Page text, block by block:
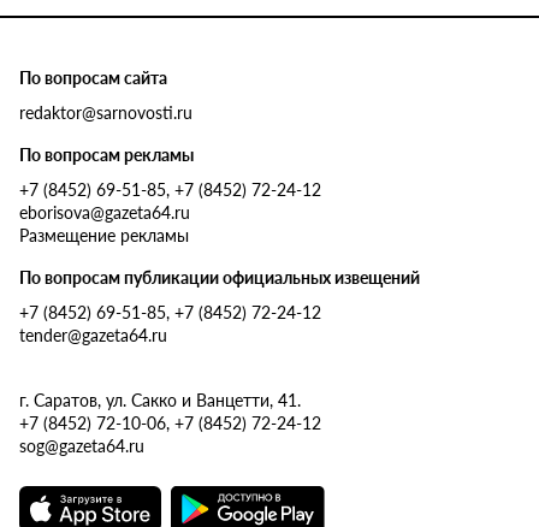
По вопросам сайта
redaktor@sarnovosti.ru
По вопросам рекламы
+7 (8452) 69-51-85, +7 (8452) 72-24-12
eborisova@gazeta64.ru
Размещение рекламы
По вопросам публикации официальных извещений
+7 (8452) 69-51-85, +7 (8452) 72-24-12
tender@gazeta64.ru
г. Саратов, ул. Сакко и Ванцетти, 41.
+7 (8452) 72-10-06, +7 (8452) 72-24-12
sog@gazeta64.ru